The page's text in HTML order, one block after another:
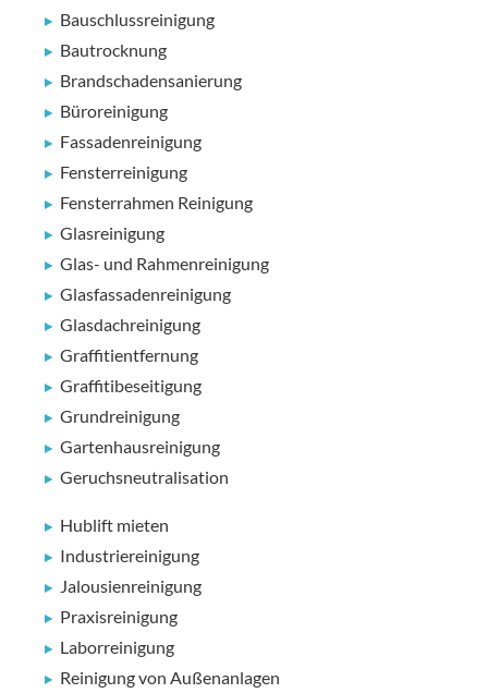
Bauschlussreinigung
Bautrocknung
Brandschadensanierung
Büroreinigung
Fassadenreinigung
Fensterreinigung
Fensterrahmen Reinigung
Glasreinigung
Glas- und Rahmenreinigung
Glasfassadenreinigung
Glasdachreinigung
Graffitientfernung
Graffitibeseitigung
Grundreinigung
Gartenhausreinigung
Geruchsneutralisation
Hublift mieten
Industriereinigung
Jalousienreinigung
Praxisreinigung
Laborreinigung
Reinigung von Außenanlagen